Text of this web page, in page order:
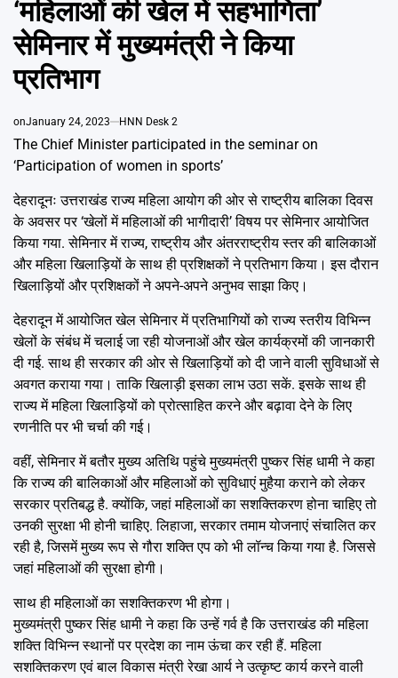
‘महिलाओं की खेल में सहभागिता’
सेमिनार में मुख्यमंत्री ने किया
प्रतिभाग
onJanuary 24, 2023 HNN Desk 2
The Chief Minister participated in the seminar on
‘Participation of women in sports’
देहरादूनः उत्तराखंड राज्य महिला आयोग की ओर से राष्ट्रीय बालिका दिवस
के अवसर पर ‘खेलों में महिलाओं की भागीदारी’ विषय पर सेमिनार आयोजित
किया गया. सेमिनार में राज्य, राष्ट्रीय और अंतरराष्ट्रीय स्तर की बालिकाओं
और महिला खिलाड़ियों के साथ ही प्रशिक्षकों ने प्रतिभाग किया। इस दौरान
खिलाड़ियों और प्रशिक्षकों ने अपने-अपने अनुभव साझा किए।
देहरादून में आयोजित खेल सेमिनार में प्रतिभागियों को राज्य स्तरीय विभिन्न
खेलों के संबंध में चलाई जा रही योजनाओं और खेल कार्यक्रमों की जानकारी
दी गई. साथ ही सरकार की ओर से खिलाड़ियों को दी जाने वाली सुविधाओं से
अवगत कराया गया। ताकि खिलाड़ी इसका लाभ उठा सकें. इसके साथ ही
राज्य में महिला खिलाड़ियों को प्रोत्साहित करने और बढ़ावा देने के लिए
रणनीति पर भी चर्चा की गई।
वहीं, सेमिनार में बतौर मुख्य अतिथि पहुंचे मुख्यमंत्री पुष्कर सिंह धामी ने कहा
कि राज्य की बालिकाओं और महिलाओं को सुविधाएं मुहैया कराने को लेकर
सरकार प्रतिबद्ध है. क्योंकि, जहां महिलाओं का सशक्तिकरण होना चाहिए तो
उनकी सुरक्षा भी होनी चाहिए. लिहाजा, सरकार तमाम योजनाएं संचालित कर
रही है, जिसमें मुख्य रूप से गौरा शक्ति एप को भी लॉन्च किया गया है. जिससे
जहां महिलाओं की सुरक्षा होगी।
साथ ही महिलाओं का सशक्तिकरण भी होगा।
मुख्यमंत्री पुष्कर सिंह धामी ने कहा कि उन्हें गर्व है कि उत्तराखंड की महिला
शक्ति विभिन्न स्थानों पर प्रदेश का नाम ऊंचा कर रही हैं. महिला
सशक्तिकरण एवं बाल विकास मंत्री रेखा आर्य ने उत्कृष्ट कार्य करने वाली